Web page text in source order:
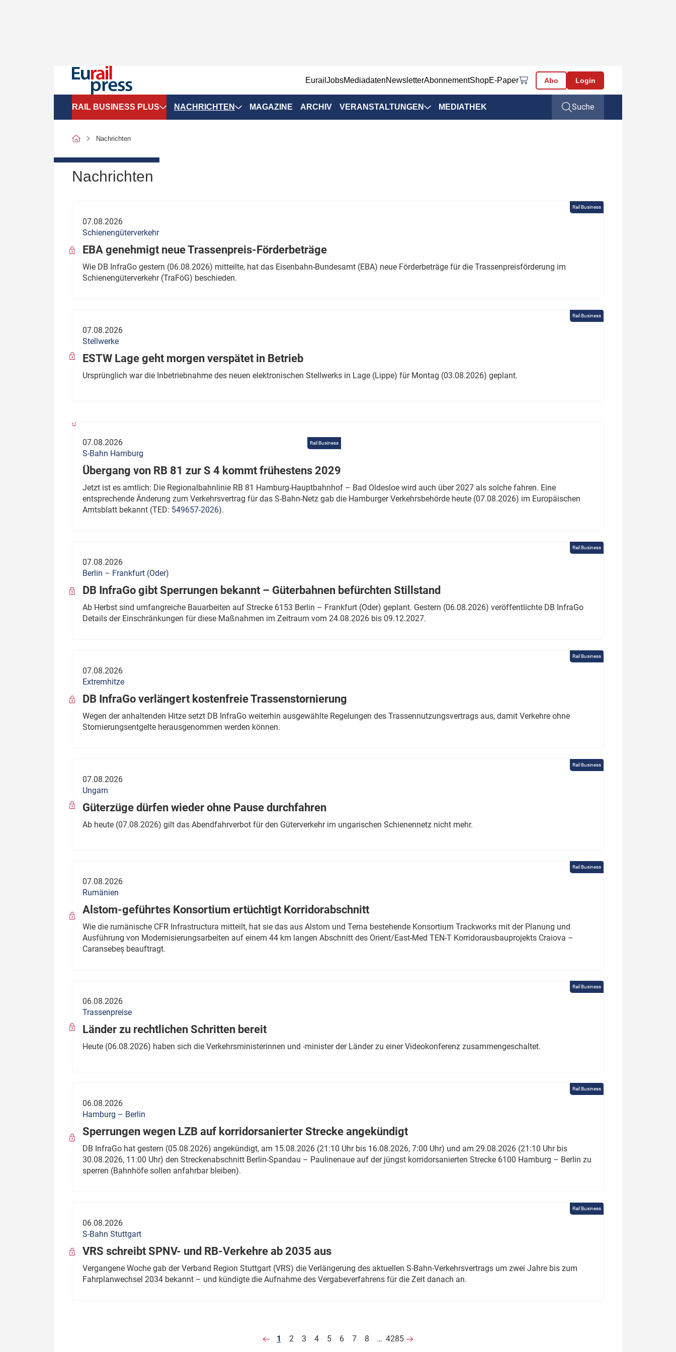
EurailJobsMediadatenNewsletterAbonnementShopE-Paper Abo Login
RAIL BUSINESS PLUS
SPNV-Marktdaten
Politik
Verbände: Wer spricht für
wen?
Thema des Monats
Dossier: Generalsanierung
Dossier: ETCS
NACHRICHTEN
Infrastruktur & Ausrüstung
ÖPNV
MAGAZINE ARCHIV VERANSTALTUNGEN MEDIATHEK Suche
Nachrichten
Nachrichten
Rail Business
07.08.2026
Schienengüterverkehr
EBA genehmigt neue Trassenpreis-Förderbeträge
Wie DB InfraGo gestern (06.08.2026) mitteilte, hat das Eisenbahn-Bundesamt (EBA) neue Förderbeträge für die Trassenpreisförderung im
Schienengüterverkehr (TraFöG) beschieden.
Rail Business
07.08.2026
Stellwerke
ESTW Lage geht morgen verspätet in Betrieb
Ursprünglich war die Inbetriebnahme des neuen elektronischen Stellwerks in Lage (Lippe) für Montag (03.08.2026) geplant.
Rail Business
07.08.2026
S-Bahn Hamburg
Übergang von RB 81 zur S 4 kommt frühestens 2029
Jetzt ist es amtlich: Die Regionalbahnlinie RB 81 Hamburg-Hauptbahnhof – Bad Oldesloe wird auch über 2027 als solche fahren. Eine
entsprechende Änderung zum Verkehrsvertrag für das S-Bahn-Netz gab die Hamburger Verkehrsbehörde heute (07.08.2026) im Europäischen
Amtsblatt bekannt (TED: 549657-2026).
Rail Business
07.08.2026
Berlin – Frankfurt (Oder)
DB InfraGo gibt Sperrungen bekannt – Güterbahnen befürchten Stillstand
Ab Herbst sind umfangreiche Bauarbeiten auf Strecke 6153 Berlin – Frankfurt (Oder) geplant. Gestern (06.08.2026) veröffentlichte DB InfraGo
Details der Einschränkungen für diese Maßnahmen im Zeitraum vom 24.08.2026 bis 09.12.2027.
Rail Business
07.08.2026
Extremhitze
DB InfraGo verlängert kostenfreie Trassenstornierung
Wegen der anhaltenden Hitze setzt DB InfraGo weiterhin ausgewählte Regelungen des Trassennutzungsvertrags aus, damit Verkehre ohne
Stornierungsentgelte herausgenommen werden können.
Rail Business
07.08.2026
Ungarn
Güterzüge dürfen wieder ohne Pause durchfahren
Ab heute (07.08.2026) gilt das Abendfahrverbot für den Güterverkehr im ungarischen Schienennetz nicht mehr.
Rail Business
07.08.2026
Rumänien
Alstom-geführtes Konsortium ertüchtigt Korridorabschnitt
Wie die rumänische CFR Infrastructura mitteilt, hat sie das aus Alstom und Terna bestehende Konsortium Trackworks mit der Planung und
Ausführung von Modernisierungsarbeiten auf einem 44 km langen Abschnitt des Orient/East-Med TEN-T Korridorausbauprojekts Craiova –
Caransebeș beauftragt.
Rail Business
06.08.2026
Trassenpreise
Länder zu rechtlichen Schritten bereit
Heute (06.08.2026) haben sich die Verkehrsministerinnen und -minister der Länder zu einer Videokonferenz zusammengeschaltet.
Rail Business
06.08.2026
Hamburg – Berlin
Sperrungen wegen LZB auf korridorsanierter Strecke angekündigt
DB InfraGo hat gestern (05.08.2026) angekündigt, am 15.08.2026 (21:10 Uhr bis 16.08.2026, 7:00 Uhr) und am 29.08.2026 (21:10 Uhr bis
30.08.2026, 11:00 Uhr) den Streckenabschnitt Berlin-Spandau – Paulinenaue auf der jüngst korridorsanierten Strecke 6100 Hamburg – Berlin zu
sperren (Bahnhöfe sollen anfahrbar bleiben).
Rail Business
06.08.2026
S-Bahn Stuttgart
VRS schreibt SPNV- und RB-Verkehre ab 2035 aus
Vergangene Woche gab der Verband Region Stuttgart (VRS) die Verlängerung des aktuellen S-Bahn-Verkehrsvertrags um zwei Jahre bis zum
Fahrplanwechsel 2034 bekannt – und kündigte die Aufnahme des Vergabeverfahrens für die Zeit danach an.
1 2 3 4 5 6 7 8 … 4285